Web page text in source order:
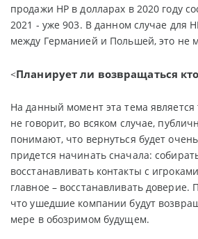
продажи НР в долларах в 2020 году
2021 - уже 903. В данном случае для
между Германией и Польшей, это не
<Планирует ли возвращаться
На данный момент эта тема является
не говорит, во всяком случае,
понимают, что вернуться будет
придется начинать сначала:
восстанавливать контакты с
главное – восстанавливать доверие.
что ушедшие компании будут
мере в обозримом будущем.